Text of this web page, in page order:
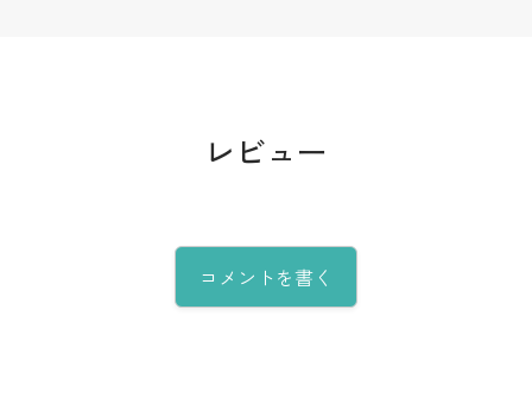
レビュー
コメントを書く